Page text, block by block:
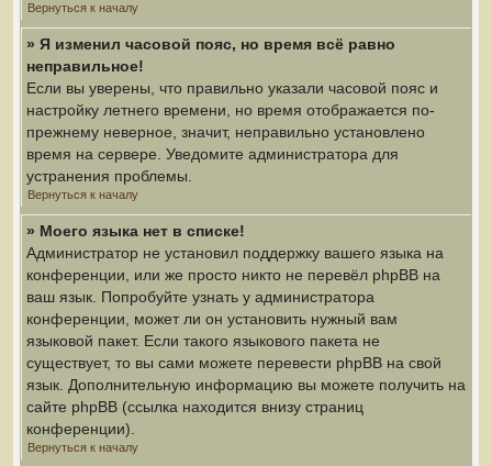
Вернуться к началу
» Я изменил часовой пояс, но время всё равно
неправильное!
Если вы уверены, что правильно указали часовой пояс и
настройку летнего времени, но время отображается по-
прежнему неверное, значит, неправильно установлено
время на сервере. Уведомите администратора для
устранения проблемы.
Вернуться к началу
» Моего языка нет в списке!
Администратор не установил поддержку вашего языка на
конференции, или же просто никто не перевёл phpBB на
ваш язык. Попробуйте узнать у администратора
конференции, может ли он установить нужный вам
языковой пакет. Если такого языкового пакета не
существует, то вы сами можете перевести phpBB на свой
язык. Дополнительную информацию вы можете получить на
сайте phpBB (ссылка находится внизу страниц
конференции).
Вернуться к началу